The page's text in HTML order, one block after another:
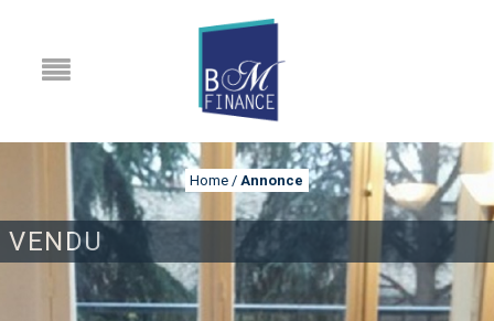
VENDU
Home / Annonce
ANNONCE